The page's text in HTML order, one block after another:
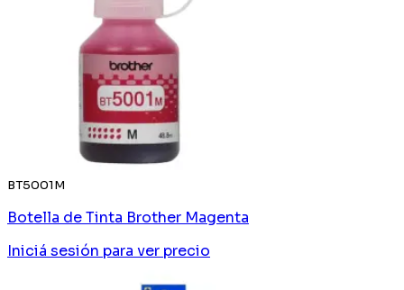
BT5001M
Botella de Tinta Brother Magenta
Iniciá sesión para ver precio